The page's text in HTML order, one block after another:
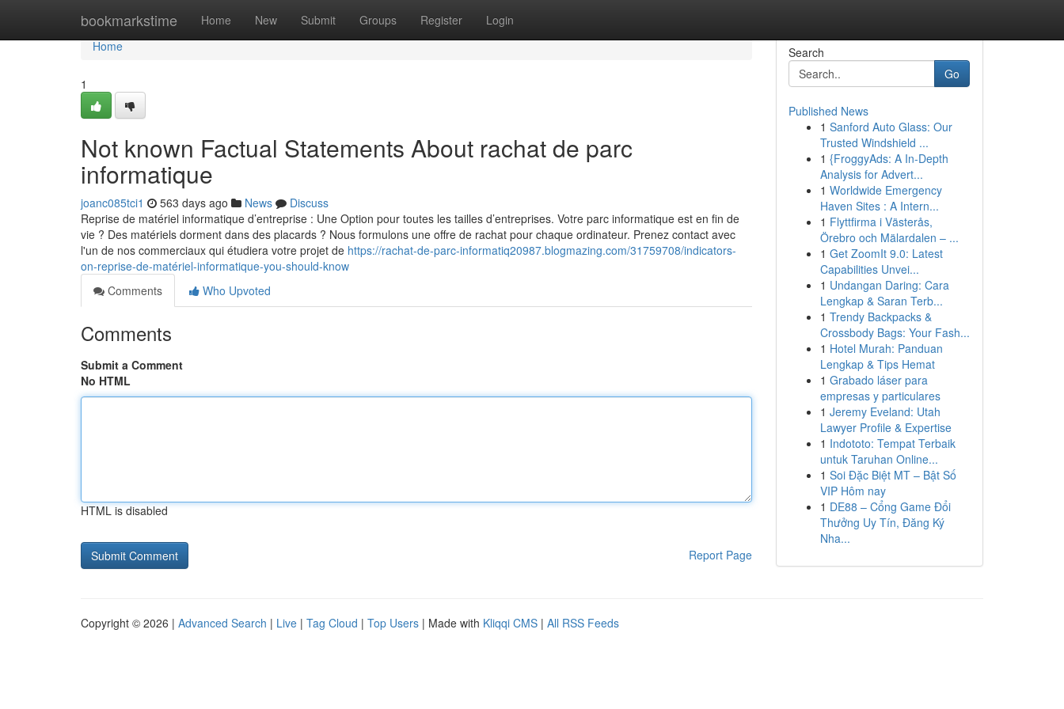
bookmarkstime Home New Submit Groups Register Login
Home
Home
1
Not known Factual Statements About rachat de parc
informatique
joanc085tci1 563 days ago News
Discuss
Reprise de matériel informatique d’entreprise : Une Option pour toutes les tailles d’entreprises. Votre parc informatique est en fin de
vie ? Des matériels dorment dans des placards ? Nous formulons une offre de rachat pour chaque ordinateur. Prenez contact avec
l'un de nos commerciaux qui étudiera votre projet de https://rachat-de-parc-informatiq20987.blogmazing.com/31759708/indicators-
on-reprise-de-matériel-informatique-you-should-know
Comments
Who Upvoted
Comments
Submit a Comment
No HTML
HTML is disabled
Report Page
Search
Go
Published News
1 Sanford Auto Glass: Our
Trusted Windshield ...
1 {FroggyAds: A In-Depth
Analysis for Advert...
1 Worldwide Emergency
Haven Sites : A Intern...
1 Flyttfirma i Västerås,
Örebro och Mälardalen – ...
1 Get ZoomIt 9.0: Latest
Capabilities Unvei...
1 Undangan Daring: Cara
Lengkap & Saran Terb...
1 Trendy Backpacks &
Crossbody Bags: Your Fash...
1 Hotel Murah: Panduan
Lengkap & Tips Hemat
1 Grabado láser para
empresas y particulares
1 Jeremy Eveland: Utah
Lawyer Profile & Expertise
1 Indototo: Tempat Terbaik
untuk Taruhan Online...
1 Soi Đặc Biệt MT – Bật Số
VIP Hôm nay
1 DE88 – Cổng Game Đổi
Thưởng Uy Tín, Đăng Ký
Nha...
Copyright © 2026 | Advanced Search | Live | Tag Cloud | Top Users | Made with Kliqqi CMS | All RSS Feeds